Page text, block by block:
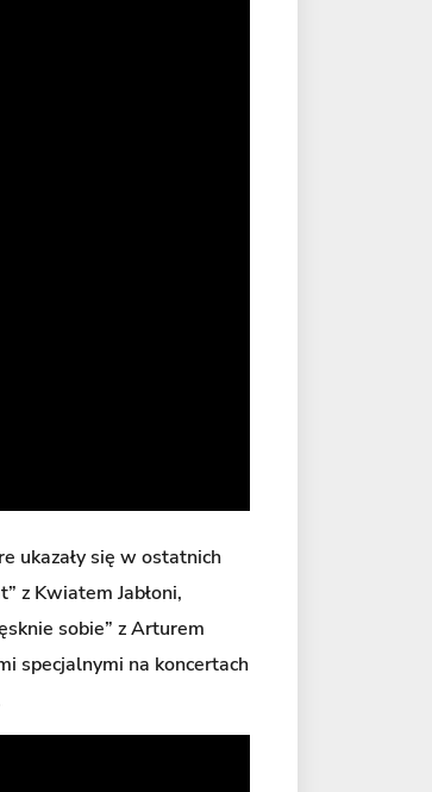
ukazały się w ostatnich
z Kwiatem Jabłoni,
sobie” z Arturem
specjalnymi na koncertach